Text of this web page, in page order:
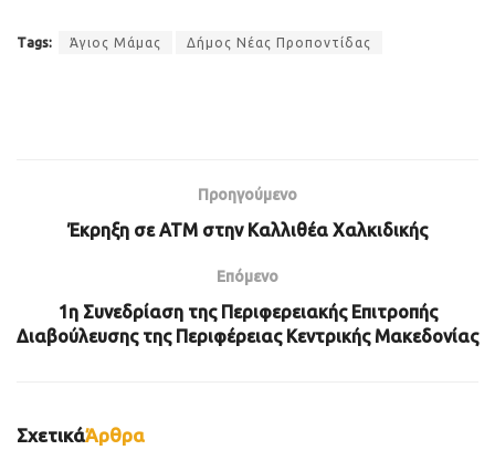
Tags: Άγιος Μάμας Δήμος Νέας Προποντίδας
Προηγούμενο
Έκρηξη σε ΑΤΜ στην Καλλιθέα Χαλκιδικής
Επόμενο
1η Συνεδρίαση της Περιφερειακής Επιτροπής
Διαβούλευσης της Περιφέρειας Κεντρικής Μακεδονίας
ΣχετικάΆρθρα